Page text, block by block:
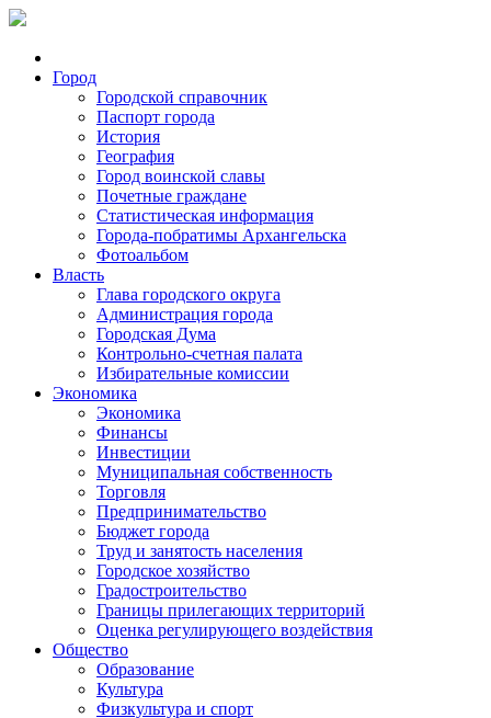
Город
Городской справочник
Паспорт города
История
География
Город воинской славы
Почетные граждане
Статистическая информация
Города-побратимы Архангельска
Фотоальбом
Власть
Глава городского округа
Администрация города
Городская Дума
Контрольно-счетная палата
Избирательные комиссии
Экономика
Экономика
Финансы
Инвестиции
Муниципальная собственность
Торговля
Предпринимательство
Бюджет города
Труд и занятость населения
Городское хозяйство
Градостроительство
Границы прилегающих территорий
Оценка регулирующего воздействия
Общество
Образование
Культура
Физкультура и спорт